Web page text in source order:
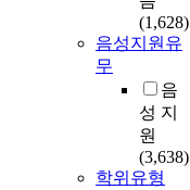
(1,628)
음성지원유
무
음
성 지
원
(3,638)
학위유형